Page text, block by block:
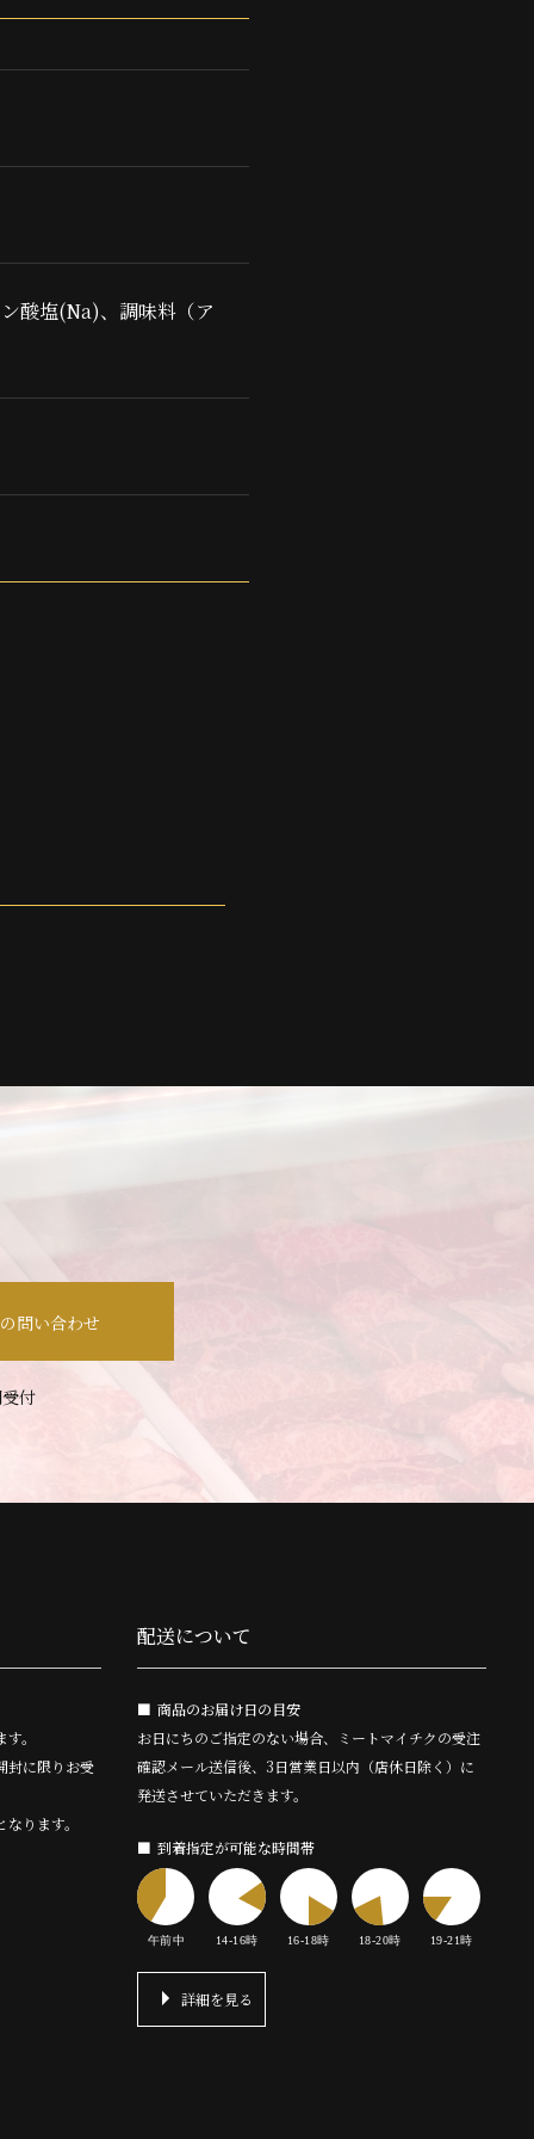
酸塩(Na)、調味料（ア
問い合わせ
付
。
封に限りお受
ります。
配送について
商品のお届け日の目安
お日にちのご指定のない場合、ミートマイチクの受注
確認メール送信後、3日営業日以内（店休日除く）に
発送させていただきます。
到着指定が可能な時間帯
詳細を見る